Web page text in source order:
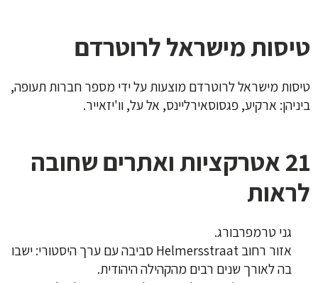
טיסות מישראל לרוטרדם
טיסות מישראל לרוטרדם מוצעות על ידי מספר חברות תעופה,
ביניהן: ארקיע, פגסוסאירליינס, אל על, וו'יזאייר.
21 אטרקציות ואתרים שחובה
לראות
גני טרמפרבורג.
אזור רחוב Helmersstraat סביבה עם ערך היסטורי: ישבו
בה לאורך שנים רבים מהקהילה היהודית.